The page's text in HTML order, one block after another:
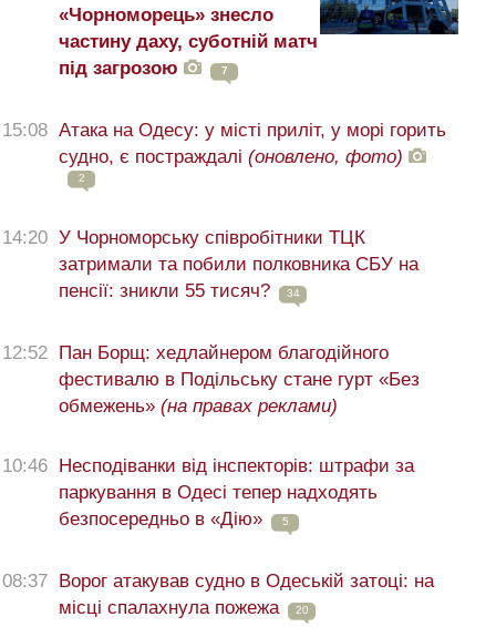
«Чорноморець» знесло
частину даху, суботній матч
під загрозою
7
15:08 Атака на Одесу: у місті приліт, у морі горить
судно, є постраждалі (оновлено, фото)
2
14:20 У Чорноморську співробітники ТЦК
затримали та побили полковника СБУ на
пенсії: зникли 55 тисяч?
34
12:52 Пан Борщ: хедлайнером благодійного
фестивалю в Подільську стане гурт «Без
обмежень» (на правах реклами)
10:46 Несподіванки від інспекторів: штрафи за
паркування в Одесі тепер надходять
безпосередньо в «Дію»
5
08:37 Ворог атакував судно в Одеській затоці: на
місці спалахнула пожежа
20